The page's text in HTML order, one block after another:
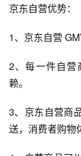
京东自营优势：
1、京东自营
2、每一件自营
赖。
3、京东自营商
送，消费者购物